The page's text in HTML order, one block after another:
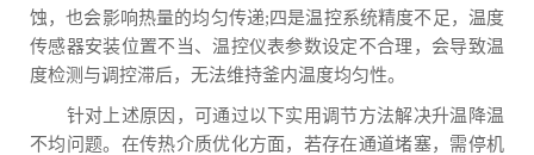
蚀，也会影响热量的均匀传递;四是温控系统精度不足，温度
传感器安装位置不当、温控仪表参数设定不合理，会导致温
度检测与调控滞后，无法维持釜内温度均匀性。
针对上述原因，可通过以下实用调节方法解决升温降温
不均问题。在传热介质优化方面，若存在通道堵塞，需停机